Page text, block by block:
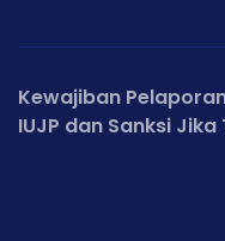
Kewajiban
IUJP dan Sanksi